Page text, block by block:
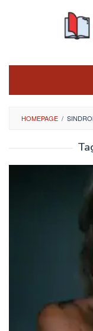
HOMEPAGE /